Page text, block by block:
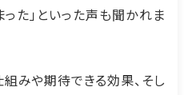
った」といった声も聞かれま
みや期待できる効果、そし